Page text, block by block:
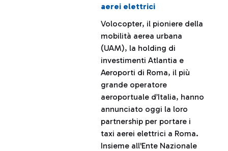
aerei elettrici
Volocopter, il pioniere della
mobilità aerea urbana
(UAM), la holding di
investimenti Atlantia e
Aeroporti di Roma, il più
grande operatore
aeroportuale d’Italia, hanno
annunciato oggi la loro
partnership per portare i
taxi aerei elettrici a Roma.
Insieme all'Ente Nazionale